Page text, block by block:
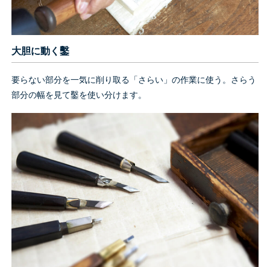
大胆に動く鑿
要らない部分を一気に削り取る「さらい」の作業に使う。さらう
部分の幅を見て鑿を使い分けます。